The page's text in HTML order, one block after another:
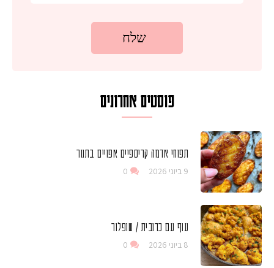
פוסטים אחרונים
תפוחי אדמה קריספיים אפויים בתנור
9 ביוני 2026 0
עוף עם כרובית / שופלור
8 ביוני 2026 0